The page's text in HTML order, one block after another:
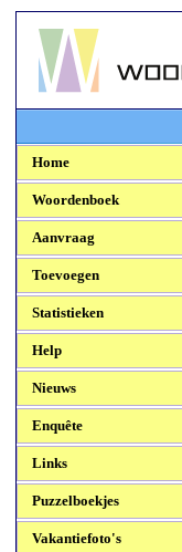
Woordenboek.NU
Home
Woordenboek
Aanvraag
Toevoegen
Statistieken
Help
Nieuws
Enquête
Links
Puzzelboekjes
Vakantiefoto's